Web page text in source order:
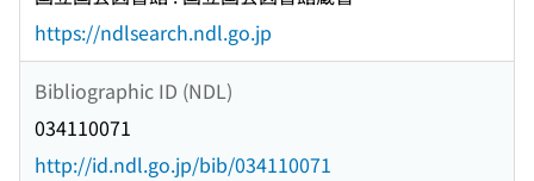
https://ndlsearch.ndl.go.jp
Bibliographic ID (NDL)
034110071
http://id.ndl.go.jp/bib/034110071